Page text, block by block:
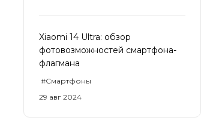
Xiaomi 14 Ultra: обзор
фотовозможностей смартфона-
флагмана
#Смартфоны
29 авг 2024